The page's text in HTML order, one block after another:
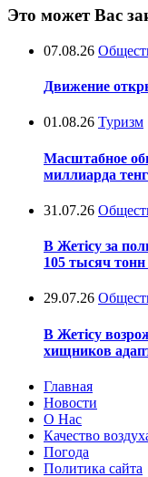
Это может Вас
07.08.26
Движение
01.08.26 Туризм
Масштабное
миллиарда
31.07.26
В Жетісу за
105 тысяч
29.07.26
В Жетісу
хищников
Главная
Новости
О Нас
Качество
Погода
Политика сайта